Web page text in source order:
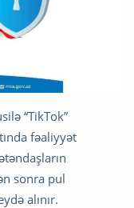
“TikTok”
fəaliyyət
sonra pul
alınır.